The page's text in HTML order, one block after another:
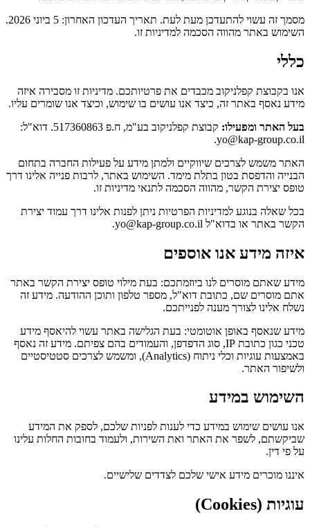
מסמך זה עשוי להתעדכן מעת לעת. תאריך העדכון האחרון: 5 ביוני 2026.
השימוש באתר מהווה הסכמה למדיניות זו.
כללי
אנו בקבוצת קפלניקוב מכבדים את פרטיותכם. מדיניות זו מסבירה איזה
מידע נאסף באתר זה, כיצד אנו עושים בו שימוש, וכיצד אנו שומרים עליו.
בעל האתר ומפעילו:
קבוצת קפלניקוב בע"מ, ח.פ 517360863. דוא"ל:
yo@kap-group.co.il.
האתר משמש לצרכים שיווקיים ולמתן מידע על פעילות החברה בתחום
הבנייה והדפסת בטון בתלת מימד. השימוש באתר, לרבות פנייה אלינו דרך
טופס יצירת הקשר, מהווה הסכמה לתנאי מדיניות זו.
בכל שאלה בנוגע למדיניות הפרטיות ניתן לפנות אלינו דרך עמוד יצירת
הקשר באתר או בדוא"ל yo@kap-group.co.il.
איזה מידע אנו אוספים
מידע שאתם מוסרים לנו ביוזמתכם: בעת מילוי טופס יצירת הקשר באתר
אתם מוסרים שם, כתובת דוא"ל, מספר טלפון ותוכן ההודעה. מידע זה
נשלח אלינו לצורך מענה לפנייתכם.
מידע שנאסף באופן אוטומטי: בעת הגלישה באתר עשוי להיאסף מידע
טכני כגון כתובת IP, סוג הדפדפן, והעמודים בהם צפיתם. מידע זה נאסף
באמצעות עוגיות וכלי ניתוח (Analytics), ומשמש לצרכים סטטיסטיים
ולשיפור האתר.
השימוש במידע
אנו עושים שימוש במידע כדי לענות לפניות שלכם, לספק את המידע
שביקשתם, לשפר את האתר ואת השירות, ולעמוד בחובות החלות עלינו
על פי דין.
איננו מוכרים מידע אישי שלכם לצדדים שלישיים.
עוגיות (Cookies)